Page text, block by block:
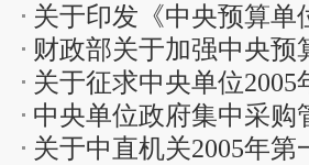
审批...
关于印发《中央预算
通知
财政部关于加强中央
知
关于征求中央单位
中央单位政府集中采购
关于中直机关2005年